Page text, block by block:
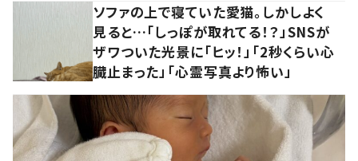
ソファの上で寝ていた愛猫。しかしよく
見ると…「しっぽが取れてる！？」SNSが
ザワついた光景に「ヒッ！」「2秒くらい心
臓止まった」「心霊写真より怖い」